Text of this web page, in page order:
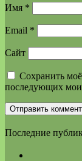
Имя *
Email *
Сайт
Сохранить
последующих
Последние